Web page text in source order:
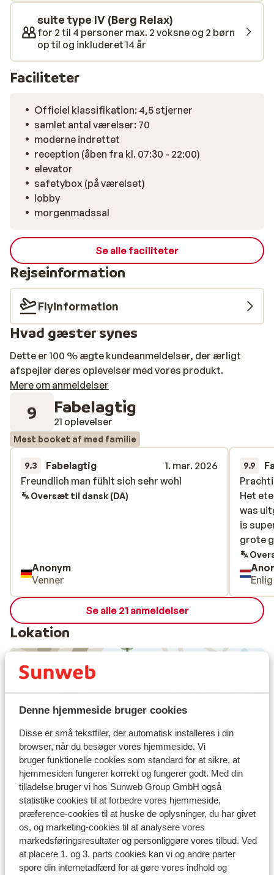
Denne hjemmeside bruger cookies
Disse er små tekstfiler, der automatisk installeres i din
browser, når du besøger vores hjemmeside. Vi
bruger funktionelle cookies som standard for at sikre, at
hjemmesiden fungerer korrekt og fungerer godt. Med din
tilladelse bruger vi hos Sunweb Group GmbH også
statistike cookies til at forbedre vores hjemmeside,
præference-cookies til at huske de oplysninger, du har givet
os, og marketing-cookies til at analysere vores
markedsføringsresultater og personliggøre vores tilbud. Ved
at placere 1. og 3. parts cookies kan vi og andre parter
spore din internetadfærd for at gøre vores indhold og
suite type IV (Berg Relax)
for 2 til 4 personer max. 2 voksne og 2 børn
op til og inkluderet 14 år
Faciliteter
Officiel klassifikation: 4,5 stjerner
samlet antal værelser: 70
moderne indrettet
reception (åben fra kl. 07:30 - 22:00)
elevator
safetybox (på værelset)
lobby
morgenmadssal
Se alle faciliteter
Rejseinformation
Flyinformation
Hvad gæster synes
Dette er 100 % ægte kundeanmeldelser, der ærligt
afspejler deres oplevelser med vores produkt.
Mere om anmeldelser
9 Fabelagtig
21 oplevelser
Mest booket af med familie
9.3 Fabelagtig
1. mar. 2026
Freundlich man fühlt sich sehr wohl
Freundlich man fühlt sich sehr wohl
Oversæt til dansk (DA)
Anonym
Venner
9.9
Het
was
is
grote
Het
was
is
grote
Se alle 21 anmeldelser
Lokation
I området
I centrum
Afstand til lufthavn salzburg: ca. 70 kilometer
Afstand til togstation saalfelden: ca. 18 kilometer
Afstand til langrendsløjpe ca. 300 meter
Skibus lige fra hotellet
Afstand til skilift ca. 50 meter